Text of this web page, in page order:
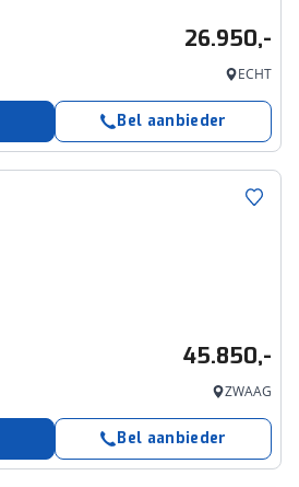
26.950,-
ECHT
Bel aanbieder
45.850,-
ZWAAG
Bel aanbieder